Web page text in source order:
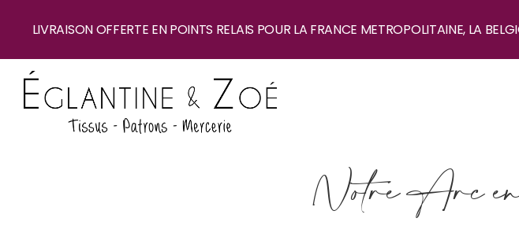
LIVRAISON OFFERTE EN POINTS RELAIS POUR LA FRANCE METROPOLITAINE, LA
Notre Arc